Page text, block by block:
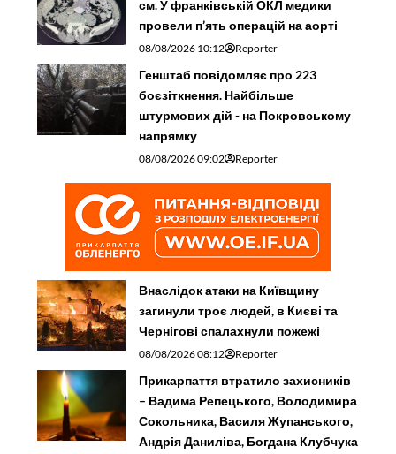
см. У франківській ОКЛ медики
провели п’ять операцій на аорті
08/08/2026 10:12 Reporter
Генштаб повідомляє про 223
боєзіткнення. Найбільше
штурмових дій - на Покровському
напрямку
08/08/2026 09:02 Reporter
Внаслідок атаки на Київщину
загинули троє людей, в Києві та
Чернігові спалахнули пожежі
08/08/2026 08:12 Reporter
Прикарпаття втратило захисників
– Вадима Репецького, Володимира
Сокольника, Василя Жупанського,
Андрія Даниліва, Богдана Клубчука